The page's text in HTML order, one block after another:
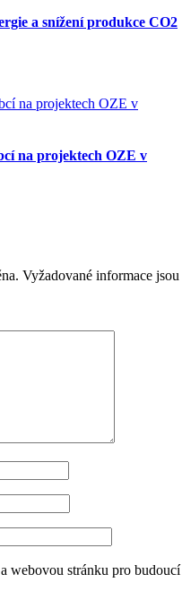
a snížení produkce CO2
na projektech OZE v
Vyžadované informace jsou
webovou stránku pro budoucí